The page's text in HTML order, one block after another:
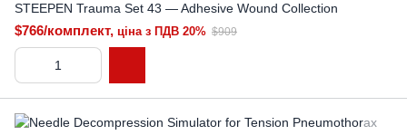
STEEPEN Trauma Set 43 — Adhesive Wound Collection
$766/комплект, ціна з ПДВ 20% $909